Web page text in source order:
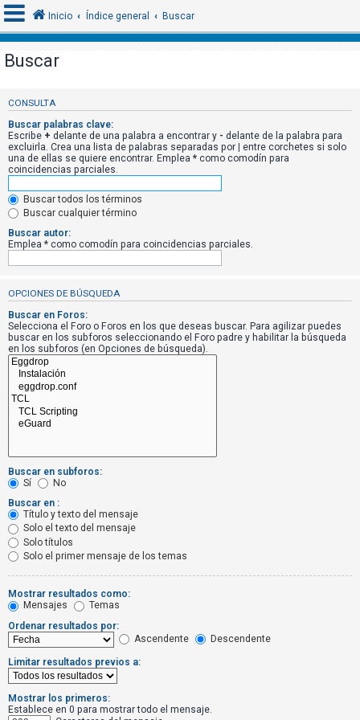
d
e
n
t
i
f
i
c
s
e
R
e
g
t
r
a
r
s
e
T
e
m
a
s
s
Inicio Índice general Buscar
Buscar
CONSULTA
Buscar palabras clave:
Escribe + delante de una palabra a encontrar y - delante de la palabra para
excluirla. Crea una lista de palabras separadas por | entre corchetes si solo
una de ellas se quiere encontrar. Emplea * como comodín para
coincidencias parciales.
Buscar todos los términos
Buscar cualquier término
Buscar autor:
Emplea * como comodín para coincidencias parciales.
OPCIONES DE BÚSQUEDA
Buscar en Foros:
Selecciona el Foro o Foros en los que deseas buscar. Para agilizar puedes
buscar en los subforos seleccionando el Foro padre y habilitar la búsqueda
en los subforos (en Opciones de búsqueda).
Buscar en subforos:
Sí
No
Buscar en :
Título y texto del mensaje
Solo el texto del mensaje
Solo títulos
Solo el primer mensaje de los temas
Mostrar resultados como:
Mensajes
Temas
Ordenar resultados por:
Ascendente
Descendente
Limitar resultados previos a:
Mostrar los primeros:
Establece en 0 para mostrar todo el mensaje.